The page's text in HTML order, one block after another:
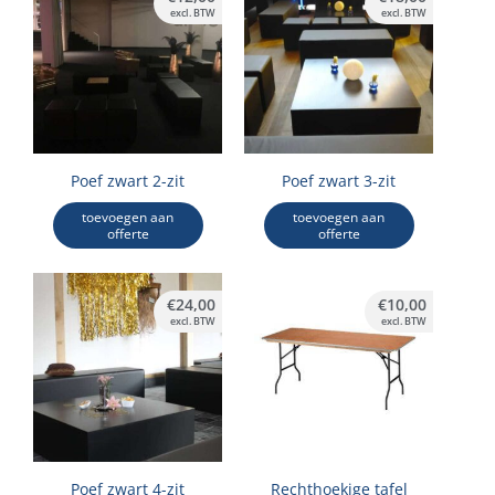
Poef zwart 2-zit
toevoegen aan
offerte
excl. BTW
Poef zwart 3-zit
toevoegen aan
offerte
excl. BTW
Poef zwart 4-zit
€24,00
excl. BTW
Rechthoekige tafel
€10,00
excl. BTW